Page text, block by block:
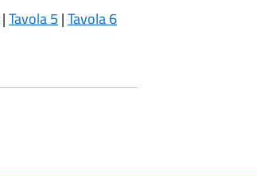
|Tavola 5 |Tavola 6